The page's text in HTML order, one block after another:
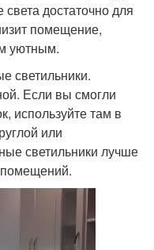
достаточно для
помещение,
уютным.
светильники.
Если вы смогли
используйте там в
или
светильники лучше